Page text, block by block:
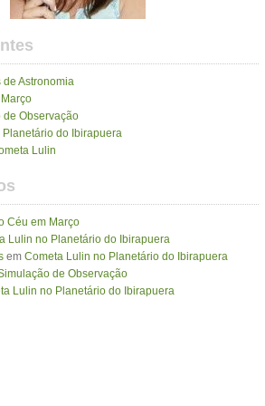
de Astronomia
de Observação
do Ibirapuera
Lulin
Céu em Março
Lulin no Planetário do Ibirapuera
em Cometa Lulin no Planetário do Ibirapuera
de Observação
Lulin no Planetário do Ibirapuera